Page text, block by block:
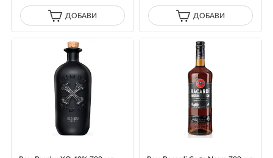
ДОБАВИ ДОБАВИ